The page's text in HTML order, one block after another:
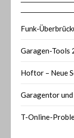
Funk-
Garagen-Tools
Hoftor – Neue
Garagentor
T-Online-